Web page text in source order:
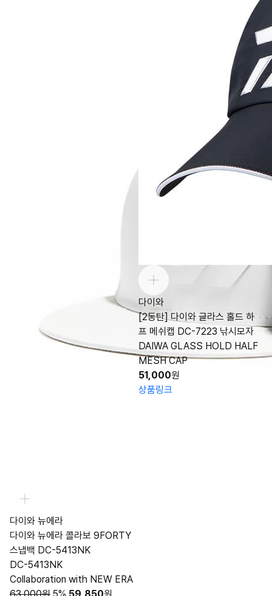
다이와 뉴에라
다이와 뉴에라 콜라보 9FORTY
스냅백 DC-5413NK
DC-5413NK
Collaboration with NEW ERA
다이와
[2동탄] 다이와 글라스 홀드 하
프 메쉬캡 DC-7223 낚시모자
DAIWA GLASS HOLD HALF
MESH CAP
51,000원
상품링크